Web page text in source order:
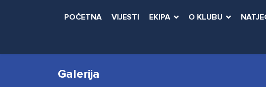
POČETNA VIJESTI EKIPA O KLUBU
Galerija